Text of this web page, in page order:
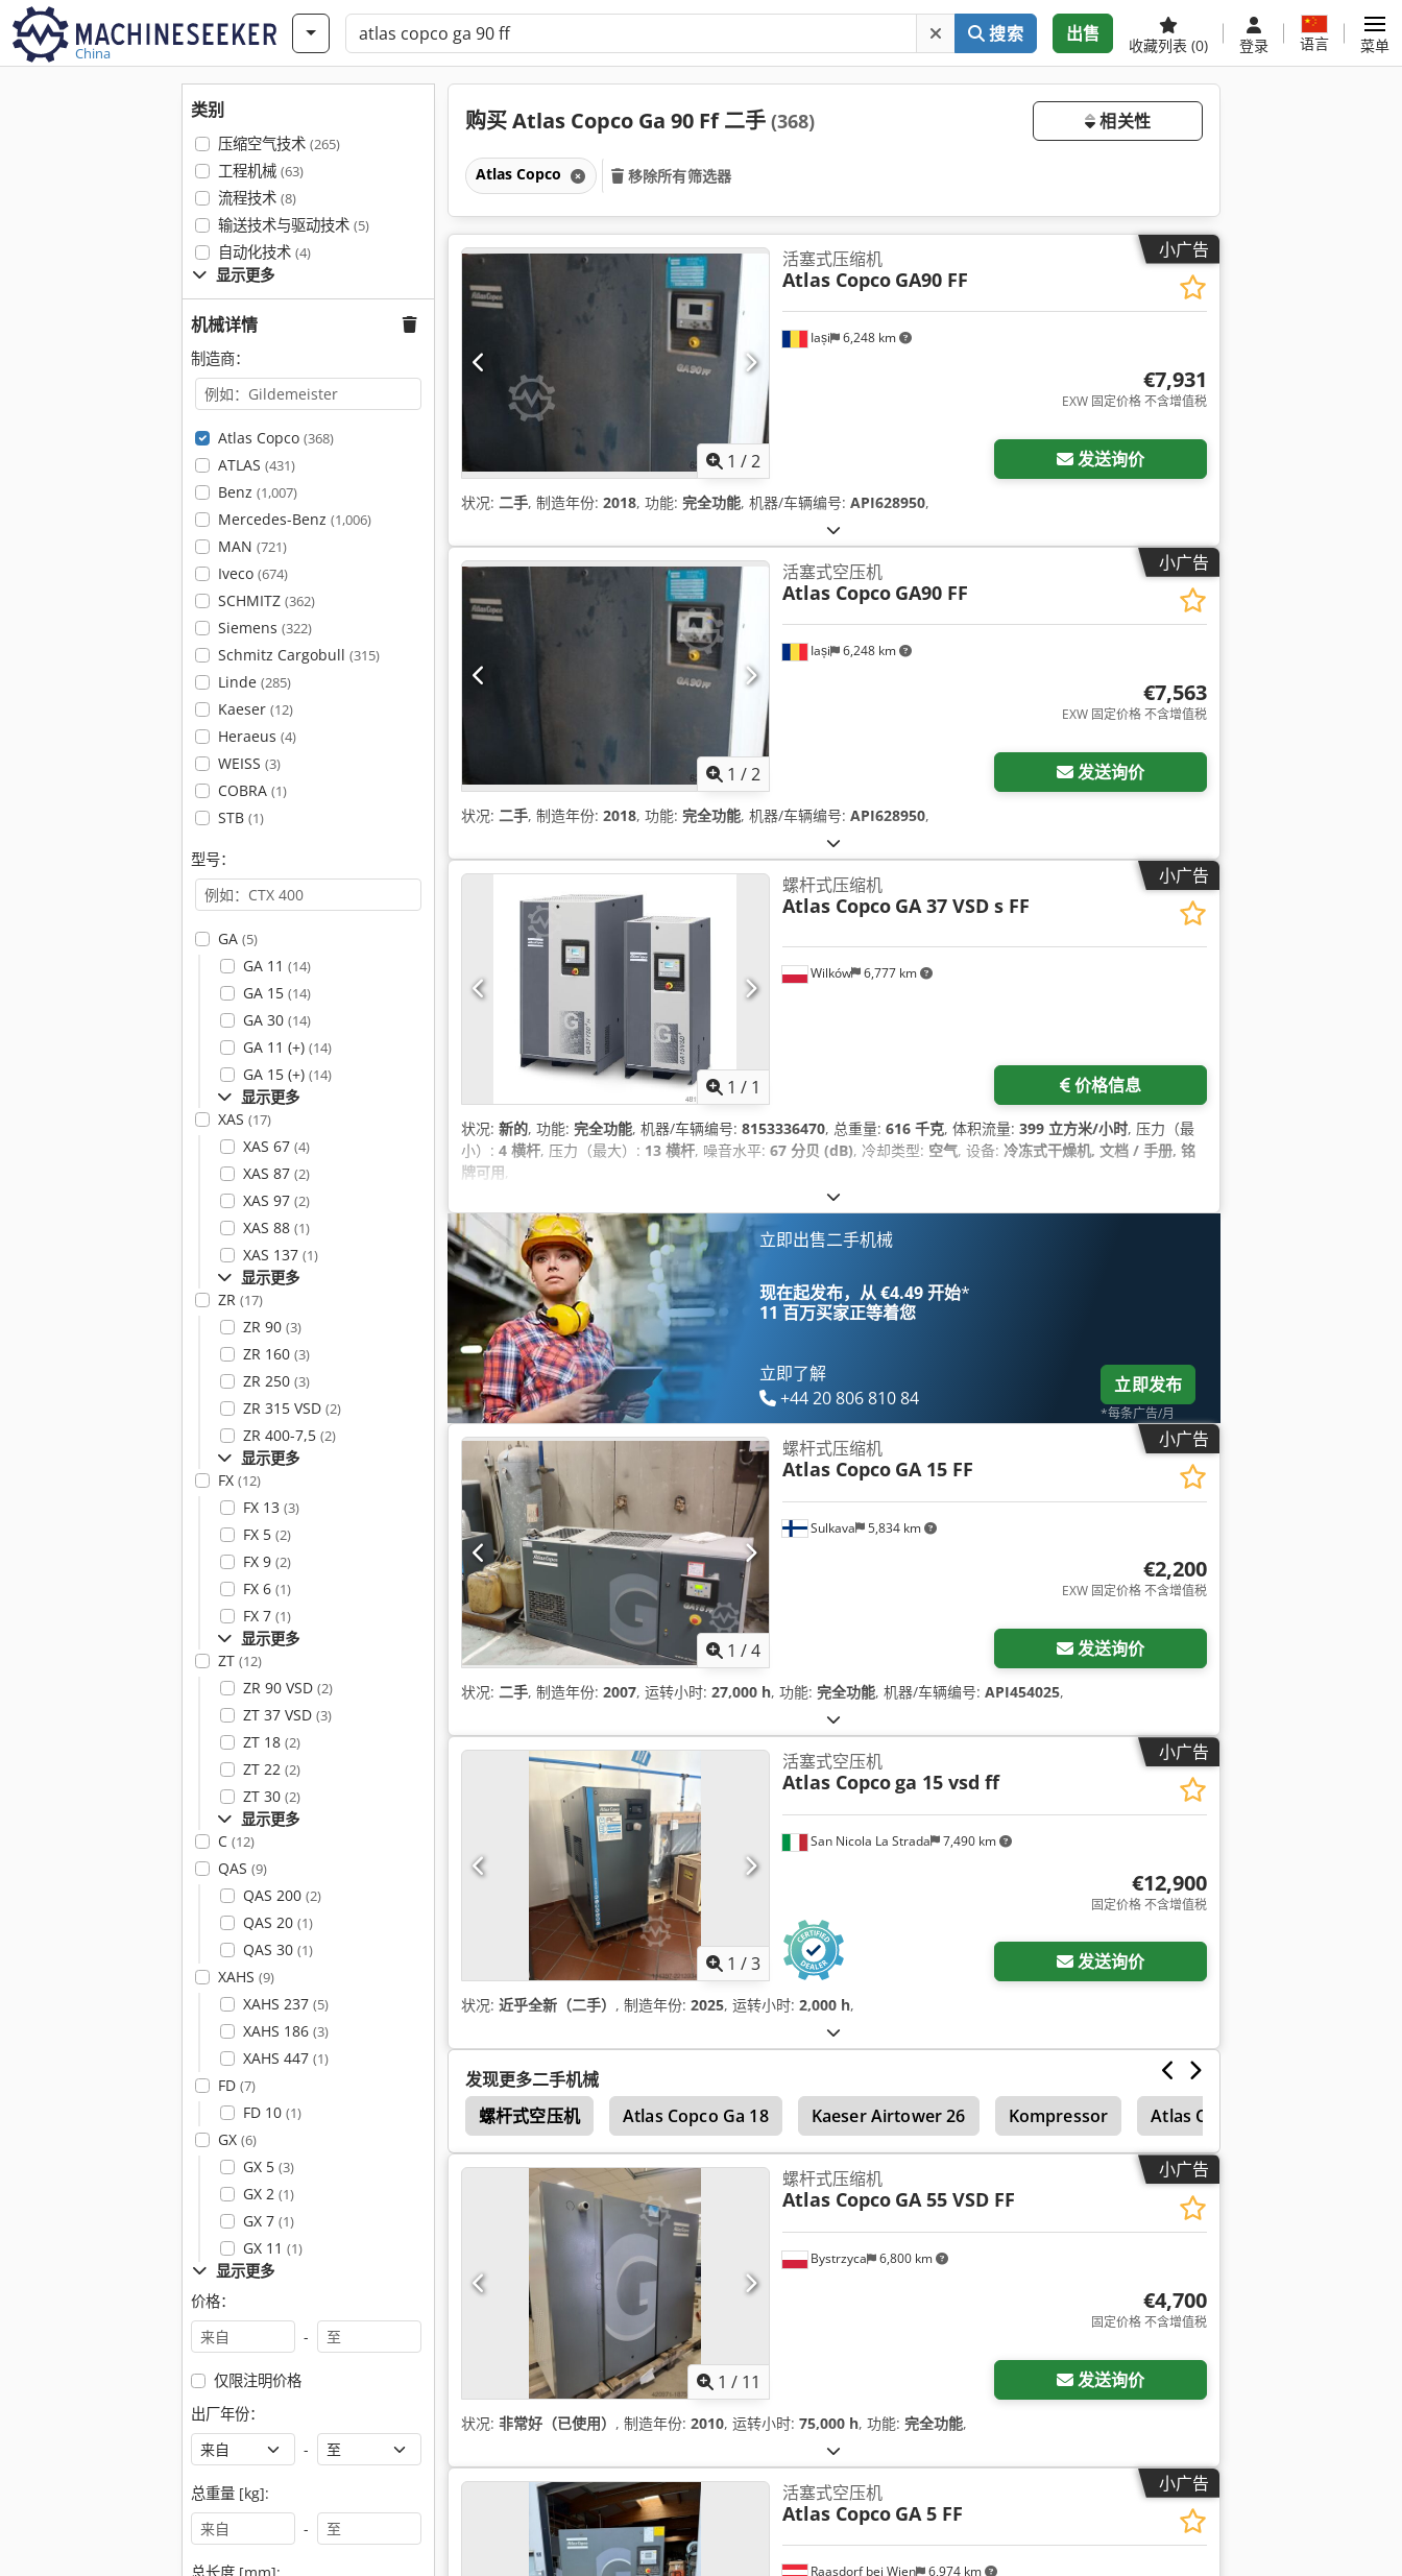
China
搜索 出售
收藏列表 (0) 登录 语言 菜单
类别
压缩空气技术 (265)
工程机械 (63)
流程技术 (8)
输送技术与驱动技术 (5)
自动化技术 (4)
显示更多
机械详情
制造商：
Atlas Copco (368)
ATLAS (431)
Benz (1,007)
Mercedes-Benz (1,006)
MAN (721)
Iveco (674)
SCHMITZ (362)
Siemens (322)
Schmitz Cargobull (315)
Linde (285)
Kaeser (12)
Heraeus (4)
WEISS (3)
COBRA (1)
STB (1)
型号：
GA (5)
GA 11 (14)
GA 15 (14)
GA 30 (14)
GA 11 (+) (14)
GA 15 (+) (14)
显示更多
XAS (17)
XAS 67 (4)
XAS 87 (2)
XAS 97 (2)
XAS 88 (1)
XAS 137 (1)
显示更多
ZR (17)
ZR 90 (3)
ZR 160 (3)
ZR 250 (3)
ZR 315 VSD (2)
ZR 400-7,5 (2)
显示更多
FX (12)
FX 13 (3)
FX 5 (2)
FX 9 (2)
FX 6 (1)
FX 7 (1)
显示更多
ZT (12)
ZR 90 VSD (2)
ZT 37 VSD (3)
ZT 18 (2)
ZT 22 (2)
ZT 30 (2)
显示更多
C (12)
QAS (9)
QAS 200 (2)
QAS 20 (1)
QAS 30 (1)
XAHS (9)
XAHS 237 (5)
XAHS 186 (3)
XAHS 447 (1)
FD (7)
FD 10 (1)
GX (6)
GX 5 (3)
GX 2 (1)
GX 7 (1)
GX 11 (1)
显示更多
价格：
-
仅限注明价格
出厂年份：
-
总重量 [kg]:
-
购买 Atlas Copco Ga 90 Ff 二手 (368) 相关性
Atlas Copco 移除所有筛选器
小广告
请求更多图片
1 /2
Iași 6,248 km
活塞式压缩机
Atlas Copco GA90 FF
€7,931
EXW 固定价格 不含增值税
发送询价
状况: 二手, 制造年份: 2018, 功能: 完全功能, 机器/车辆编号: API628950,
小广告
请求更多图片
1 /2
Iași 6,248 km
活塞式空压机
Atlas Copco GA90 FF
€7,563
EXW 固定价格 不含增值税
发送询价
状况: 二手, 制造年份: 2018, 功能: 完全功能, 机器/车辆编号: API628950,
小广告
1 / 1
Wilków 6,777 km
螺杆式压缩机
Atlas Copco GA 37 VSD s FF
价格信息
状况: 新的, 功能: 完全功能, 机器/车辆编号: 8153336470, 总重量: 616 千克, 体积流量: 399 立方米/小时, 压力（最
小）: 4 横杆, 压力（最大）: 13 横杆, 噪音水平: 67 分贝 (dB), 冷却类型: 空气, 设备: 冷冻式干燥机, 文档 / 手册, 铭
牌可用,
立即出售二手机械
现在起发布，从 €4.49 开始*
11 百万买家正等着您
立即了解
+44 20 806 810 84
立即发布
*每条广告/月
小广告
1 /4
Sulkava 5,834 km
螺杆式压缩机
Atlas Copco GA 15 FF
€2,200
EXW 固定价格 不含增值税
发送询价
状况: 二手, 制造年份: 2007, 运转小时: 27,000 h, 功能: 完全功能, 机器/车辆编号: API454025,
小广告
1 /3
San Nicola La Strada 7,490 km
活塞式空压机
Atlas Copcoga 15 vsd ff
€12,900
固定价格 不含增值税
发送询价
状况: 近乎全新（二手） , 制造年份: 2025, 运转小时: 2,000 h,
发现更多二手机械
螺杆式空压机
Atlas Copco Ga 18 Kaeser Airtower 26 Kompressor Atlas Copco Xas 36
Becker
小广告
1 / 11
Bystrzyca 6,800 km
螺杆式压缩机
Atlas Copco GA 55 VSD FF
€4,700
固定价格 不含增值税
发送询价
状况: 非常好（已使用） , 制造年份: 2010, 运转小时: 75,000 h, 功能: 完全功能,
小广告
Raasdorf bei Wien 6,974 km
活塞式空压机
Atlas Copco GA 5 FF